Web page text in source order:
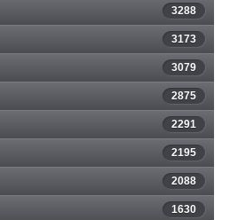
3288
3173
3079
2875
2291
2195
2088
1630